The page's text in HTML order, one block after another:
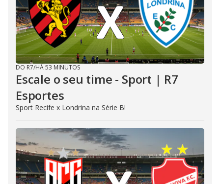
DO R7/HÁ 53 MINUTOS
Escale o seu time - Sport | R7
Esportes
Sport Recife x Londrina na Série B!